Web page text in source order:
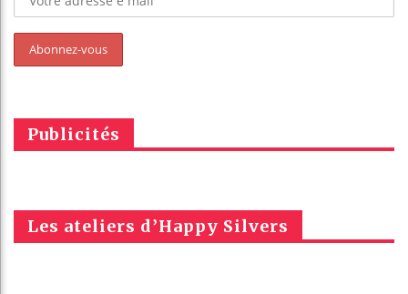
Publicités
Les ateliers d’Happy Silvers